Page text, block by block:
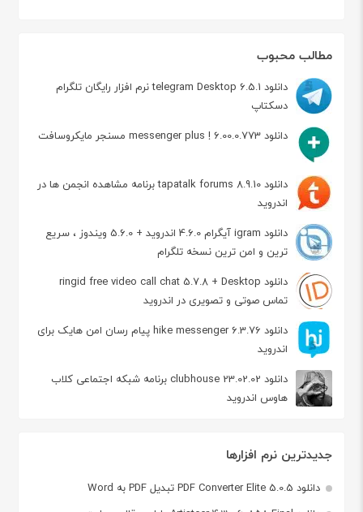
مطالب محبوب
دانلود telegram Desktop 6.5.1 نرم افزار رایگان تلگرام
دسکتاپ
دانلود messenger plus ! 6.00.0.773 مسنجر مایکروسافت
دانلود tapatalk forums 8.9.10 برنامه مشاهده انجمن ها در
اندروید
دانلود igram آیگرام 4.6.0 اندروید + 5.6.0 ویندوز ، سریع
ترین و امن ترین نسخه تلگرام
دانلود ringid free video call chat 5.7.8 + Desktop
تماس صوتی و تصویری در اندروید
دانلود hike messenger 6.3.76 پیام‌ رسان‌ امن هایک برای
اندروید
دانلود clubhouse 23.02.02 برنامه شبکه اجتماعی کلاب
هاوس اندروید
جدیدترین نرم افزارها
دانلود PDF Converter Elite 5.0.5 تبدیل PDF به Word